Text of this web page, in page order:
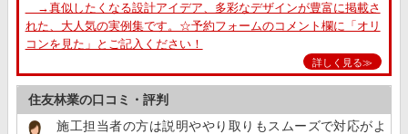
→真似したくなる設計アイデア、多彩なデザインが豊富に掲載さ
れた、大人気の実例集です。☆予約フォームのコメント欄に「オリ
コンを見た」とご記入ください！
詳しく見る≫
住友林業の口コミ・評判
施工担当者の方は説明ややり取りもスムーズで対応がよ